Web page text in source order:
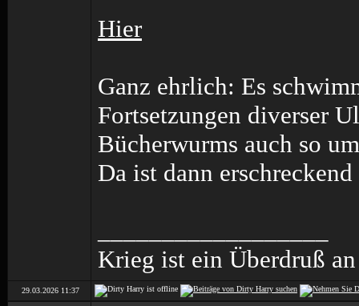
Hier
Ganz ehrlich: Es
Fortsetzungen diverser
Bücherwurms auch so
Da ist dann
Krieg ist ein Überdruß
29.03.2026 11:37